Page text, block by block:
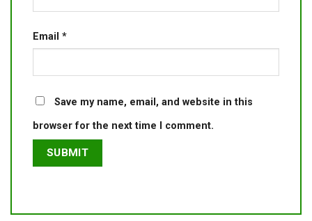
Email *
Save my name, email, and website in this
browser for the next time I comment.